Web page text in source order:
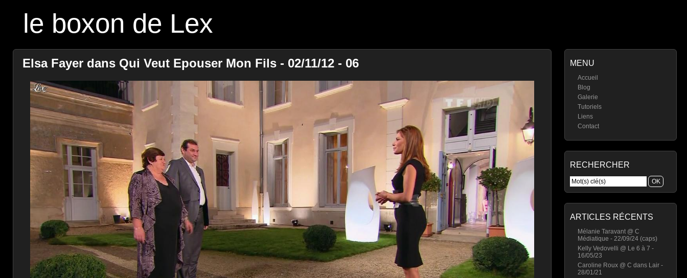
le boxon de Lex
MENU
Accueil
Blog
Galerie
Tutoriels
Liens
Contact
RECHERCHER
ARTICLES RÉCENTS
Mélanie Taravant @ C
Médiatique - 22/09/24 (caps)
Kelly Vedovelli @ Le 6 à 7 -
16/05/23
Caroline Roux @ C dans Lair -
28/01/21
Elsa Fayer dans Qui Veut Epouser Mon Fils - 02/11/12 - 06